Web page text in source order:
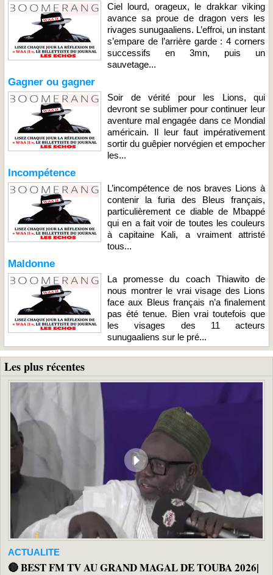
Ciel lourd, orageux, le drakkar viking
avance sa proue de dragon vers les
rivages sunugaaliens. L’effroi, un instant
s’empare de l’arrière garde : 4 corners
successifs en 3mn, puis un
sauvetage...
Gagner ou gagner
Soir de vérité pour les Lions, qui
devront se sublimer pour continuer leur
aventure mal engagée dans ce Mondial
américain. Il leur faut impérativement
sortir du guêpier norvégien et empocher
les...
Incompétence
L’incompétence de nos braves Lions à
contenir la furia des Bleus français,
particulièrement ce diable de Mbappé
qui en a fait voir de toutes les couleurs
à capitaine Kali, a vraiment attristé
tous...
Maldonne
La promesse du coach Thiawito de
nous montrer le vrai visage des Lions
face aux Bleus français n’a finalement
pas été tenue. Bien vrai toutefois que
les visages des 11 acteurs
sunugaaliens sur le pré...
Les plus récentes
ACTUALITE
🔴 BEST FM TV AU GRAND MAGAL DE TOUBA 2026|